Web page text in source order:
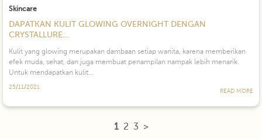
Skincare
DAPATKAN KULIT GLOWING OVERNIGHT DENGAN
CRYSTALLURE…
Kulit yang glowing merupakan dambaan setiap wanita, karena memberikan
efek muda, sehat, dan juga membuat penampilan nampak lebih menarik.
Untuk mendapatkan kulit…
25/11/2021
READ MORE
1 2 3 >